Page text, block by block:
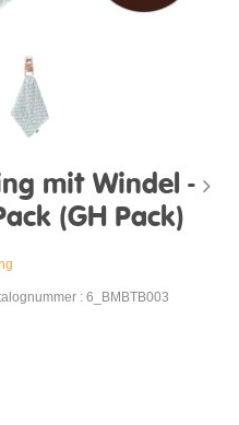
mit Windel -
(GH Pack)
: 6_BMBTB003